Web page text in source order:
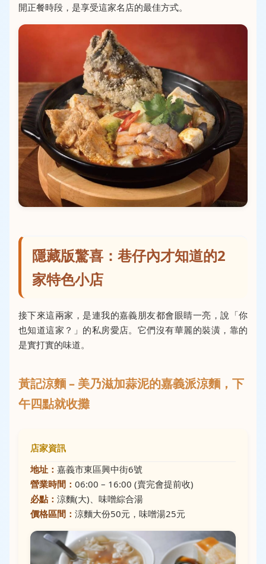
開正餐時段，是享受這家名店的最佳方式。
隱藏版驚喜：巷仔內才知道的2
家特色小店
接下來這兩家，是連我的嘉義朋友都會眼睛一亮，說「你
也知道這家？」的私房愛店。它們沒有華麗的裝潢，靠的
是實打實的味道。
黃記涼麵 – 美乃滋加蒜泥的嘉義派涼麵，下
午四點就收攤
店家資訊
地址： 嘉義市東區興中街6號
營業時間： 06:00 – 16:00 (賣完會提前收)
必點： 涼麵(大)、味噌綜合湯
價格區間： 涼麵大份50元，味噌湯25元